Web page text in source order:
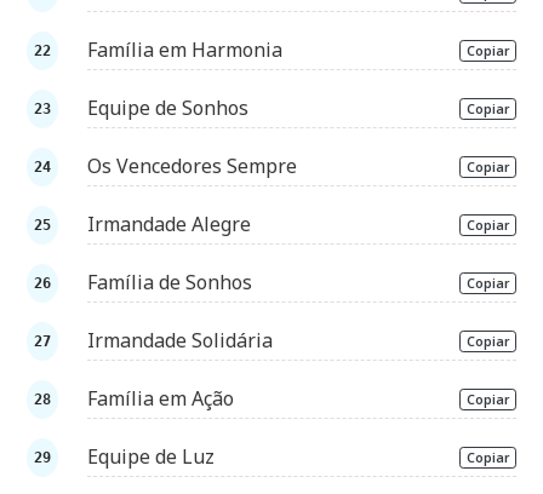
Família em Harmonia Copiar
Equipe de Sonhos Copiar
Os Vencedores Sempre Copiar
Irmandade Alegre Copiar
Família de Sonhos Copiar
Irmandade Solidária Copiar
Família em Ação Copiar
Equipe de Luz Copiar